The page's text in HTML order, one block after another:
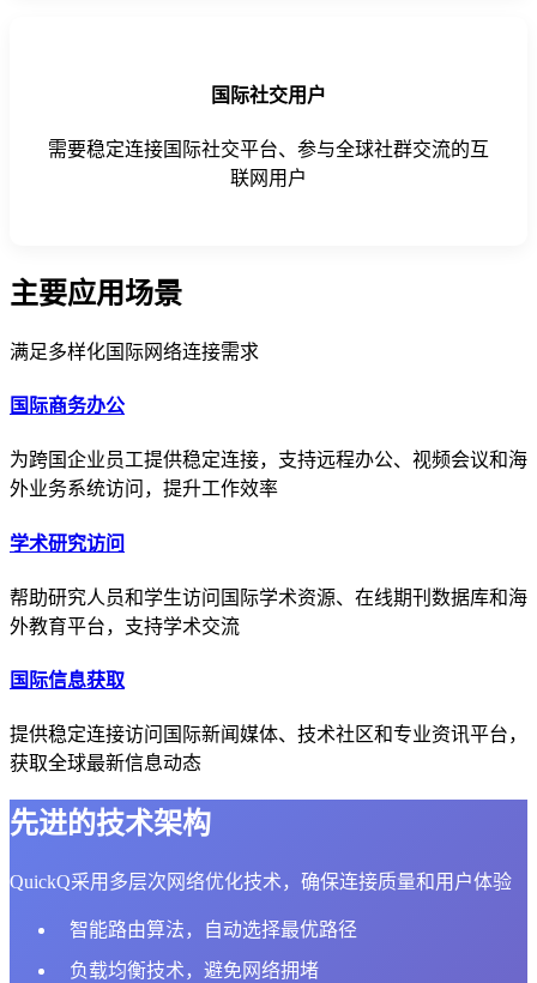
国际社交用户
需要稳定连接国际社交平台、参与全球社群交流的互
联网用户
主要应用场景
满足多样化国际网络连接需求
国际商务办公
为跨国企业员工提供稳定连接，支持远程办公、视频会议和海
外业务系统访问，提升工作效率
学术研究访问
帮助研究人员和学生访问国际学术资源、在线期刊数据库和海
外教育平台，支持学术交流
国际信息获取
提供稳定连接访问国际新闻媒体、技术社区和专业资讯平台，
获取全球最新信息动态
先进的技术架构
QuickQ采用多层次网络优化技术，确保连接质量和用户体验
智能路由算法，自动选择最优路径
负载均衡技术，避免网络拥堵